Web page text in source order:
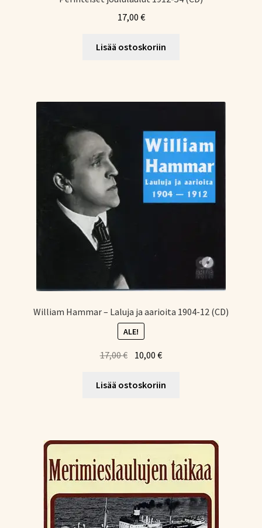
17,00 €
Lisää ostoskoriin
William Hammar – Laluja ja aarioita 1904-12 (CD)
ALE!
17,00€ Alkuperäinen
oli:
10,00€Nykyinen
on:
Lisää ostoskoriin